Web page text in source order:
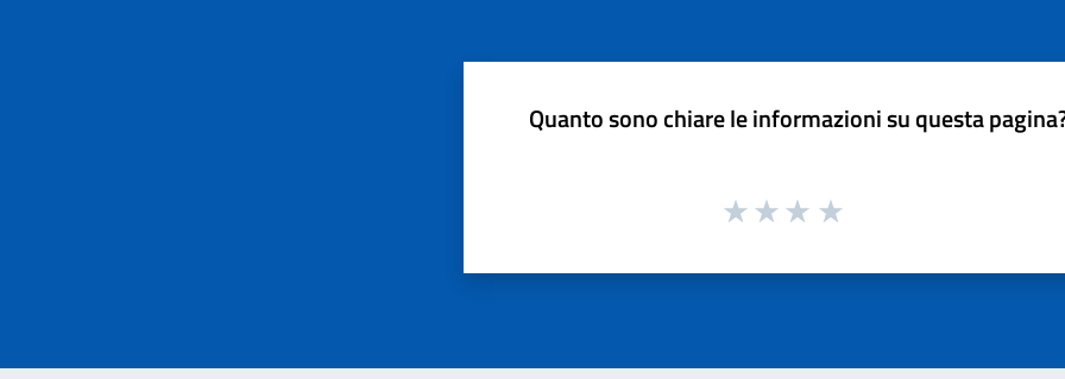
Quanto sono chiare le informazioni su questa